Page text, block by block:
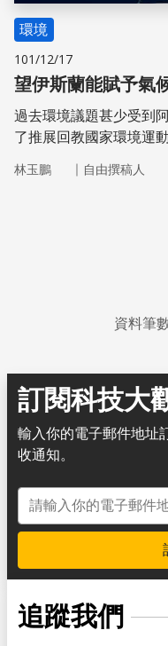
環境
101/12/17
望伊斯蘭能賦予氣
過去環境議題甚少受到
了推展回教國家環境運
林玉鵬 ｜ 自由撰稿人
資料筆
訂閱科技大
輸入你的電子郵件地址
收通知。
電子郵件地址
追蹤我們